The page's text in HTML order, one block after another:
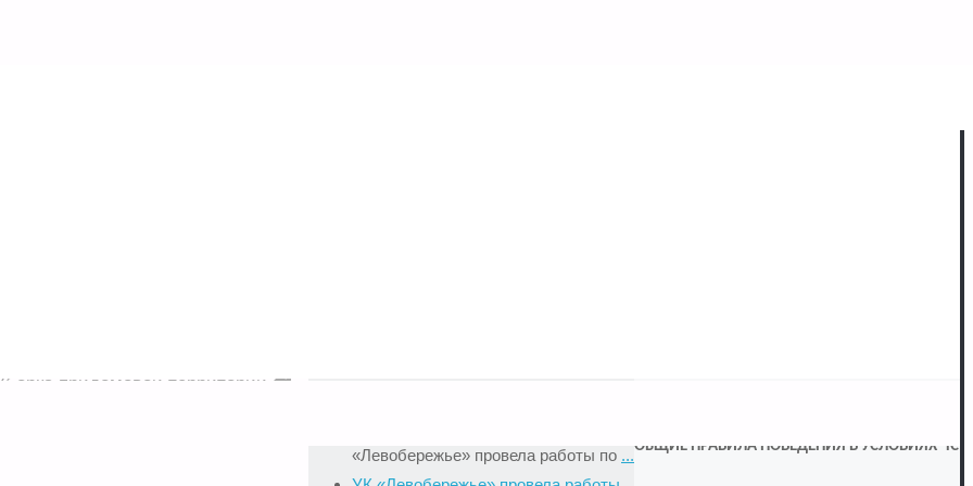
МКД
уборки подъездов и
Приволжский. Уборки были
придомовой территории
«Левобережье» провела работы по ...ОБЩИЕ ПРАВИЛА ПОВЕДЕНИЯ В УСЛОВИЯХ ЧС